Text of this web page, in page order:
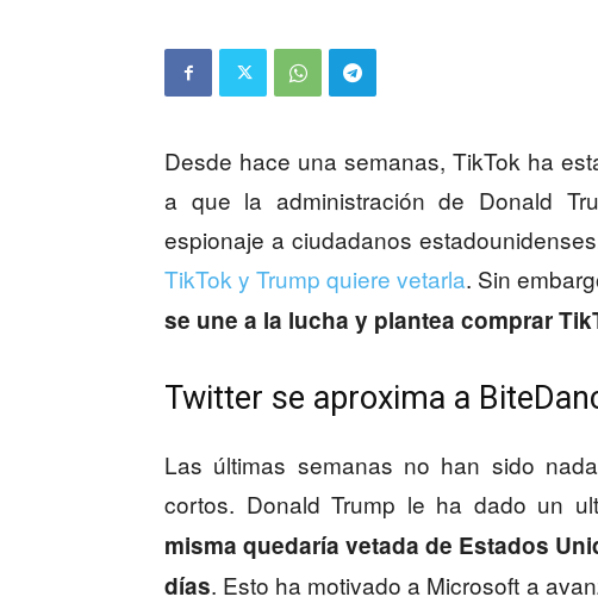
Desde hace una semanas, TikTok ha
a que la administración de Donald
espionaje a ciudadanos
TikTok y Trump quiere vetarla. Sin
se une a la lucha y plantea comprar
Twitter se aproxima a
Las últimas semanas no han sido
cortos. Donald Trump le ha dado un
misma quedaría vetada de Estados
días. Esto ha motivado a Microsoft a